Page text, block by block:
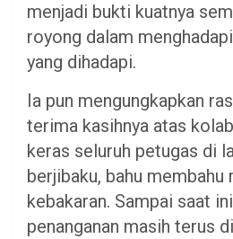
menjadi bukti kuatnya
royong dalam
yang dihadapi.
Ia pun mengungkapkan
terima kasihnya atas
keras seluruh petugas di
berjibaku, bahu membahu
kebakaran. Sampai saat
penanganan masih terus